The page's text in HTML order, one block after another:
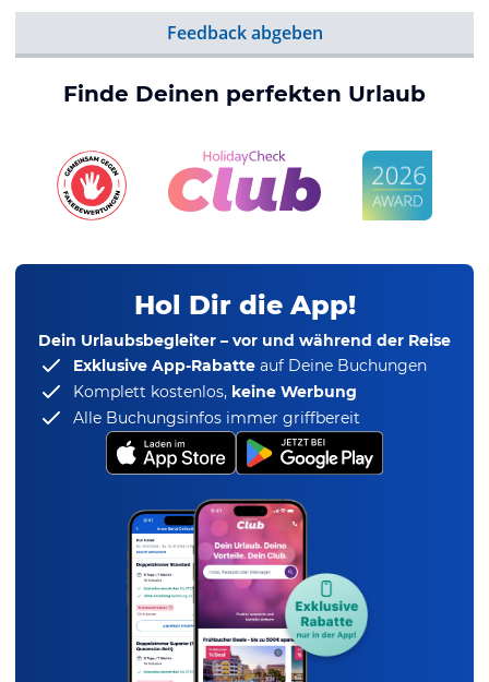
Feedback abgeben
Finde Deinen perfekten Urlaub
Hol Dir die App!
Dein Urlaubsbegleiter – vor und während der Reise
Exklusive App-Rabatte auf Deine Buchungen
Komplett kostenlos, keine Werbung
Alle Buchungsinfos immer griffbereit